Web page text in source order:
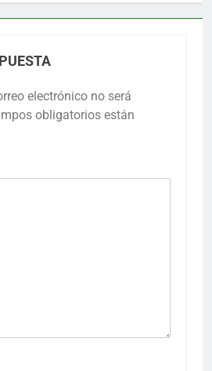
electrónico no será
obligatorios están